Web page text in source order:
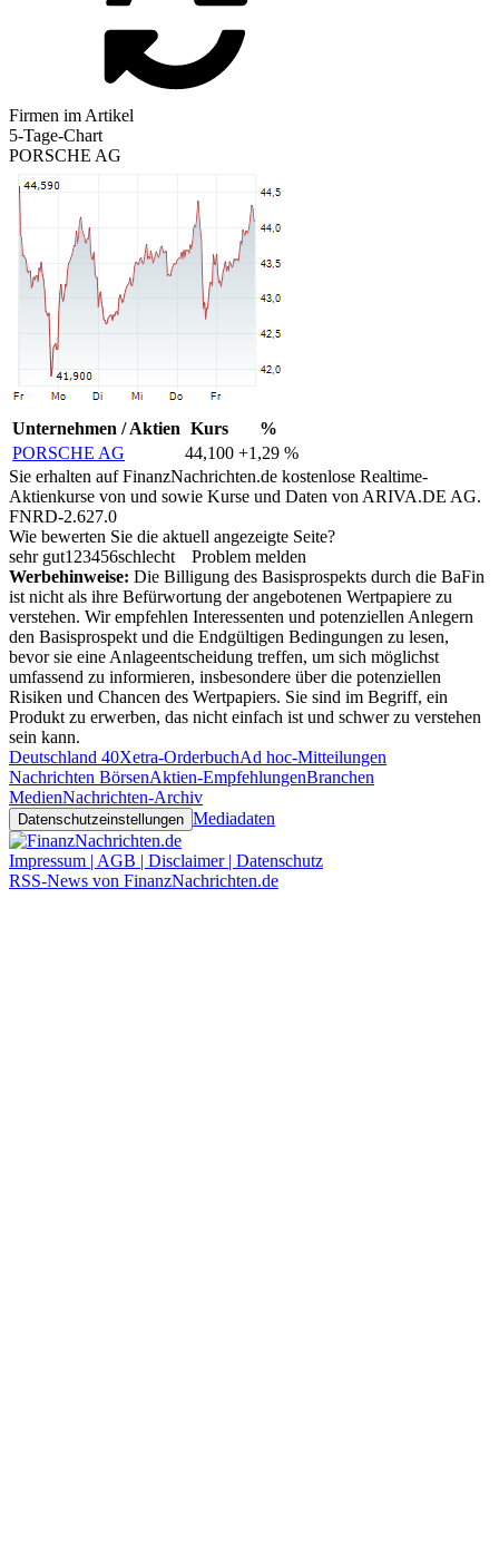
Firmen im Artikel
5-Tage-Chart
PORSCHE AG
Unternehmen / Aktien Kurs
%
PORSCHE AG
44,100 +1,29 %
Sie erhalten auf FinanzNachrichten.de kostenlose Realtime-
Aktienkurse von und sowie Kurse und Daten von ARIVA.DE AG.
FNRD-2.627.0
Wie bewerten Sie die aktuell angezeigte Seite?
sehr gut1 23456schlecht
Problem melden
Werbehinweise: Die Billigung des Basisprospekts durch die BaFin
ist nicht als ihre Befürwortung der angebotenen Wertpapiere zu
verstehen. Wir empfehlen Interessenten und potenziellen Anlegern
den Basisprospekt und die Endgültigen Bedingungen zu lesen,
bevor sie eine Anlageentscheidung treffen, um sich möglichst
umfassend zu informieren, insbesondere über die potenziellen
Risiken und Chancen des Wertpapiers. Sie sind im Begriff, ein
Produkt zu erwerben, das nicht einfach ist und schwer zu verstehen
sein kann.
Deutschland 40Xetra-OrderbuchAd hoc-Mitteilungen
Nachrichten BörsenAktien-EmpfehlungenBranchen
MedienNachrichten-Archiv
Datenschutzeinstellungen Mediadaten
Impressum | AGB | Disclaimer | Datenschutz
RSS-News von FinanzNachrichten.de